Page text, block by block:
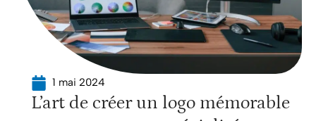
1 mai 2024
L’art de créer un logo mémorable